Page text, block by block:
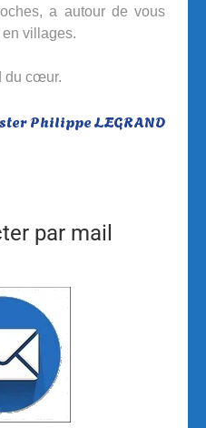
a autour de vous
villages.
du cœur.
Philippe LEGRAND
par mail